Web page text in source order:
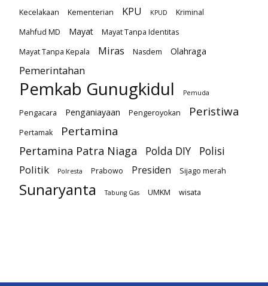
Kecelakaan
Kementerian KPU KPUD
Kriminal
Mahfud MD
Mayat
Mayat Tanpa Identitas
Mayat Tanpa Kepala
Miras Nasdem Olahraga
Pemerintahan
Pemkab Gunugkidul Pemuda
Pengacara Penganiayaan Pengeroyokan Peristiwa
Pertamak Pertamina
Pertamina Patra Niaga Polda DIY
Polisi
Politik
Polresta Prabowo Presiden Sijago merah
Sunaryanta Tabung Gas UMKM wisata